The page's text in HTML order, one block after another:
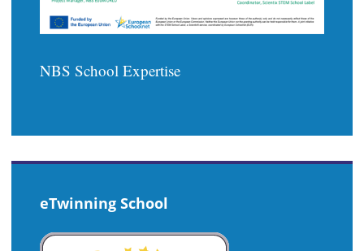
NBS School Expertise
eTwinning School